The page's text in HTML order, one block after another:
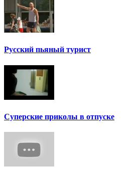
Русский пьяный турист
Суперские приколы в отпуске